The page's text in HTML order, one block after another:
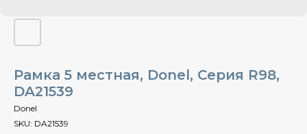
Рамка 5 местная, Donel, Cерия R98,
DA21539
Donel
SKU: DA21539